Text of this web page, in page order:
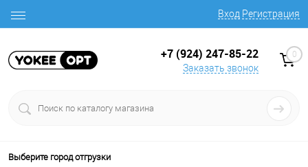
Вход Регистрация
+7 (924) 247-85-22
Заказать звонок
0
Выберите город отгрузки